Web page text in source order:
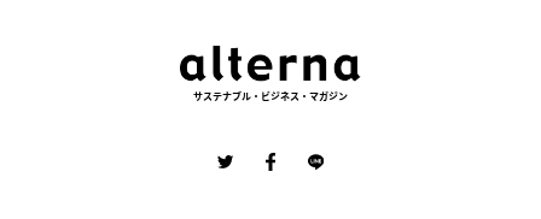
サステナブル・ビジネス・マガジン